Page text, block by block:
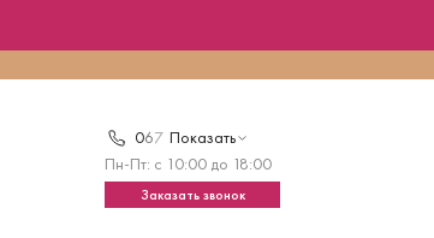
067 Показать
Пн-Пт: с 10:00 до 18:00
Заказать звонок